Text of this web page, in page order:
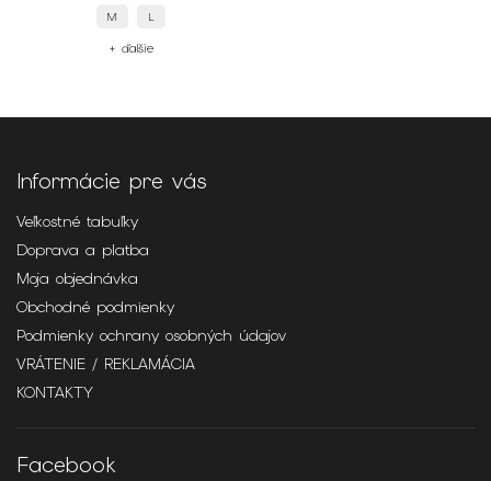
M L
+ ďalšie
Informácie pre vás
Veľkostné tabuľky
Doprava a platba
Moja objednávka
Obchodné podmienky
Podmienky ochrany osobných údajov
VRÁTENIE / REKLAMÁCIA
KONTAKTY
Facebook